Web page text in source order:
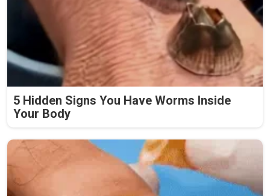
5 Hidden Signs You Have Worms Inside
Your Body